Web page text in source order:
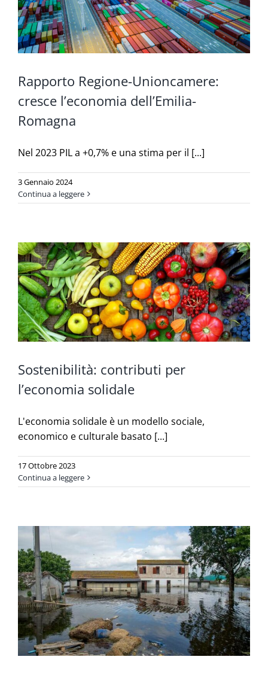
Rapporto Regione-Unioncamere:
cresce l’economia dell’Emilia-
Romagna
Nel 2023 PIL a +0,7% e una stima per il [...]
3 Gennaio 2024
Continua a leggere
Sostenibilità: contributi per
l’economia solidale
L'economia solidale è un modello sociale,
economico e culturale basato [...]
17 Ottobre 2023
Continua a leggere